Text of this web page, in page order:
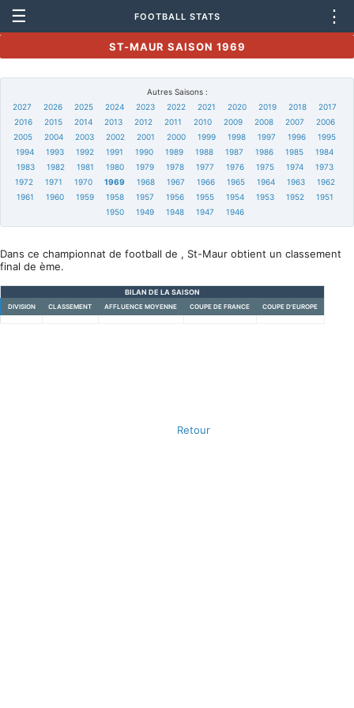
☰ FOOTBALL STATS ⋮
ST-MAUR SAISON 1969
Autres Saisons :
2027
2026 2025 2024 2023 2022 2021 2020 2019 2018
2017
2016
2015 2014 2013 2012 2011 2010 2009 2008 2007
2006
2005
2004 2003 2002 2001 2000 1999 1998 1997 1996
1995
1994
1993 1992 1991 1990 1989 1988 1987 1986 1985
1984
1983
1982 1981 1980 1979 1978 1977 1976 1975 1974
1973
1972
1971 1970 1969 1968 1967 1966 1965 1964 1963
1962
1961
1960 1959 1958 1957 1956 1955 1954 1953 1952
1951
1950
1949 1948 1947 1946
Dans ce championnat de football de , St-Maur obtient un classement
final de ème.
BILAN DE LA SAISON
DIVISION CLASSEMENT AFFLUENCE MOYENNE COUPE DE FRANCE COUPE D'EUROPE
Retour